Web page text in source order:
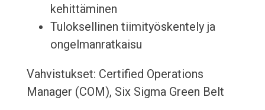
kehittäminen
Tuloksellinen tiimityöskentely ja
ongelmanratkaisu
Vahvistukset: Certified Operations
Manager (COM), Six Sigma Green Belt